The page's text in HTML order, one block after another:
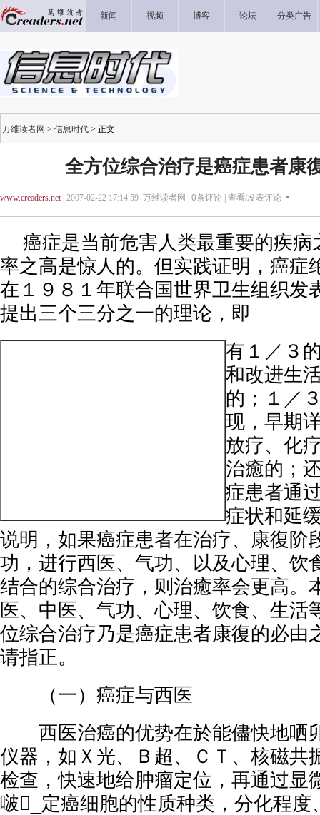
新闻 视频 博客 论坛 分类广告
万维读者网 > 信息时代 > 正文
全方位综合治疗是癌症患者康
www.creaders.net| 2007-02-22 17:14:59 万维读者网 | 0条评论 | 查看/发表评论
癌症是当前危害人类最重要的疾病
率之高是惊人的。但实践证明，癌症
在１９８１年联合国世界卫生组织发
提出三个三分之一的理论，即
有１／３
和改进生
的；１／
现，早期
放疗、化
治癒的；
症患者通
症状和延
说明，如果癌症患者在治疗、康復阶
功，进行西医、气功、以及心理、饮
结合的综合治疗，则治癒率会更高。
医、中医、气功、心理、饮食、生活
位综合治疗乃是癌症患者康復的必由
请指正。
（一）癌症与西医
西医治癌的优势在於能儘快地哂
仪器，如Ｘ光、Ｂ超、ＣＴ、核磁共
检查，快速地给肿瘤定位，再通过显
啵_定癌细胞的性质种类，分化程度